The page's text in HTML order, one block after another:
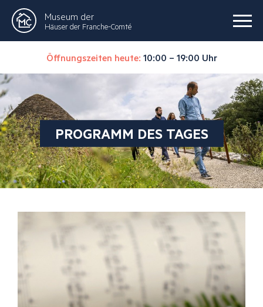
Museum der
Häuser der Franche-Comté
Öffnungszeiten heute: 10:00 – 19:00 Uhr
PROGRAMM DES TAGES